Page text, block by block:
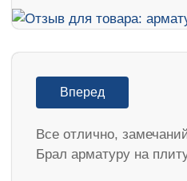
Вперед
Все отлично,
Брал арматуру на